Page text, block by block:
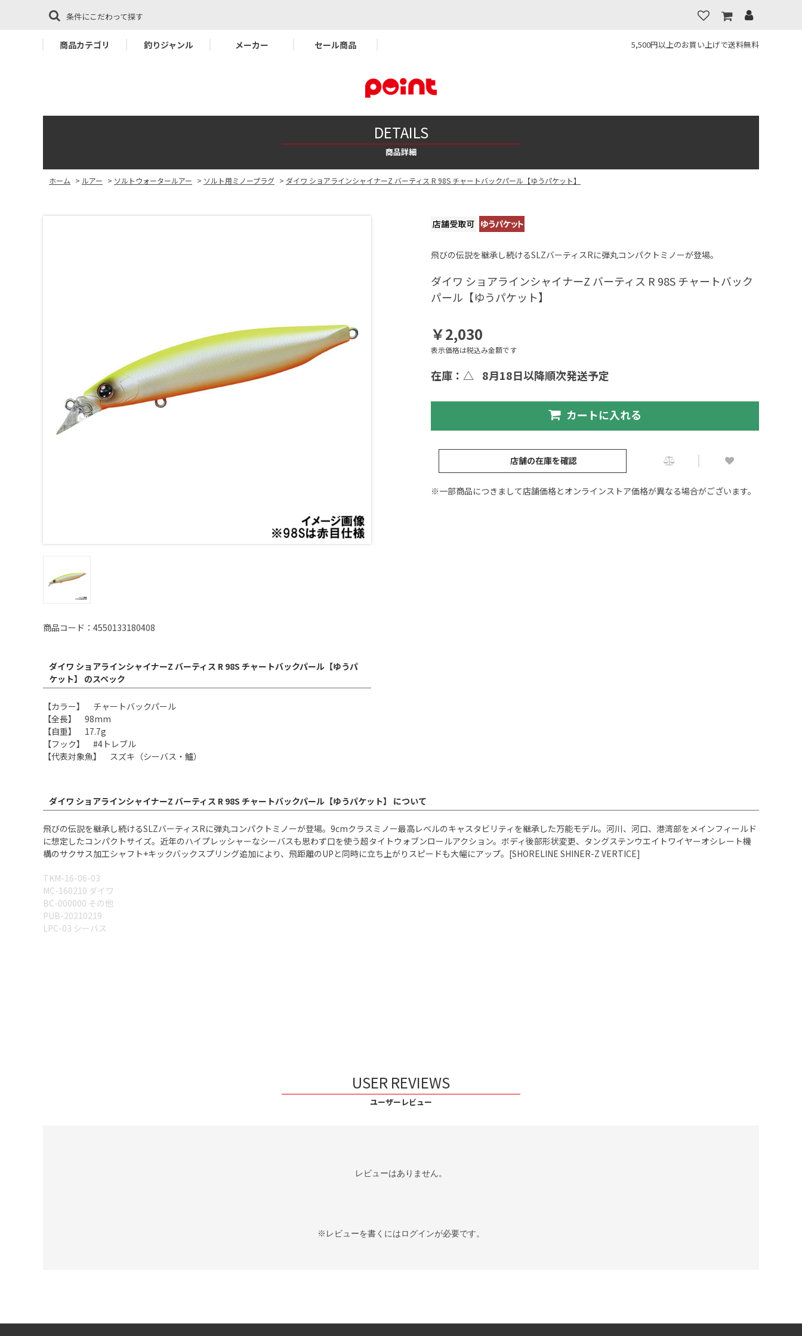
条件にこだわって探す
商品カテゴリ 釣りジャンル メーカー セール商品 5,500円以上のお買い上げで送料無料
DETAILS
商品詳細
ホーム > ルアー > ソルトウォータールアー > ソルト用ミノープラグ > ダイワ ショアラインシャイナーZ バーティス R 98S チャートバックパール【ゆうパケット】
商品コード：4550133180408
ダイワ ショアラインシャイナーZ バーティス R 98S チャートバックパール【ゆうパ
ケット】 のスペック
【カラー】 チャートバックパール
【全長】 98mm
【自重】 17.7g
【フック】 #4トレブル
【代表対象魚】 スズキ（シーバス・鱸）
飛びの伝説を継承し続けるSLZバーティスRに弾丸コンパクトミノーが登場。
ダイワ ショアラインシャイナーZ バーティス R 98S チャートバック
パール【ゆうパケット】
￥2,030
表示価格は税込み金額です
在庫：△ 8月18日以降順次発送予定
カートに入れる
店舗の在庫を確認
※一部商品につきまして店舗価格とオンラインストア価格が異なる場合がございます。
ダイワ ショアラインシャイナーZ バーティス R 98S チャートバックパール【ゆうパケット】 について
飛びの伝説を継承し続けるSLZバーティスRに弾丸コンパクトミノーが登場。9cmクラスミノー最高レベルのキャスタビリティを継承した万能モデル。河川、河口、港湾部をメインフィールド
に想定したコンパクトサイズ。近年のハイプレッシャーなシーバスも思わず口を使う超タイトウォブンロールアクション。ボディ後部形状変更、タングステンウエイトワイヤーオシレート機
構のサクサス加工シャフト+キックバックスプリング追加により、飛距離のUPと同時に立ち上がりスピードも大幅にアップ。[SHORELINE SHINER-Z VERTICE]
TKM-16-06-03
MC-160210 ダイワ
BC-000000 その他
PUB-20210219
LPC-03 シーバス
USER REVIEWS
ユーザーレビュー
レビューはありません。
※レビューを書くにはログインが必要です。